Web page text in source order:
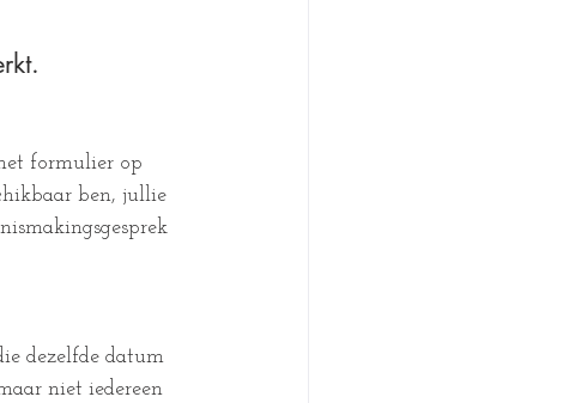
formulier op
ben, jullie
dezelfde datum
niet iedereen